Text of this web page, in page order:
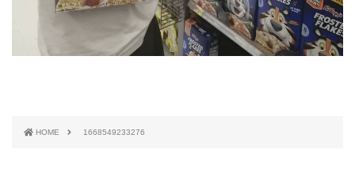
HOME 1668549233276